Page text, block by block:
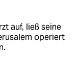
auf, ließ seine
operiert